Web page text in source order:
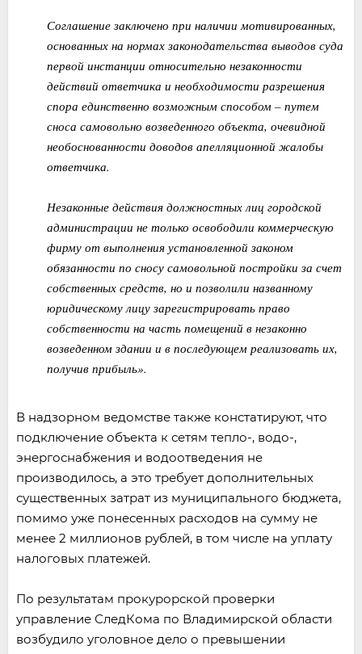
Соглашение заключено при наличии мотивированных,
основанных на нормах законодательства выводов суда
первой инстанции относительно незаконности
действий ответчика и необходимости разрешения
спора единственно возможным способом – путем
сноса самовольно возведенного объекта, очевидной
необоснованности доводов апелляционной жалобы
ответчика.
Незаконные действия должностных лиц городской
администрации не только освободили коммерческую
фирму от выполнения установленной законом
обязанности по сносу самовольной постройки за счет
собственных средств, но и позволили названному
юридическому лицу зарегистрировать право
собственности на часть помещений в незаконно
возведенном здании и в последующем реализовать их,
получив прибыль».
В надзорном ведомстве также констатируют, что
подключение объекта к сетям тепло-, водо-,
энергоснабжения и водоотведения не
производилось, а это требует дополнительных
существенных затрат из муниципального бюджета,
помимо уже понесенных расходов на сумму не
менее 2 миллионов рублей, в том числе на уплату
налоговых платежей.
По результатам прокурорской проверки
управление СледКома по Владимирской области
возбудило уголовное дело о превышении